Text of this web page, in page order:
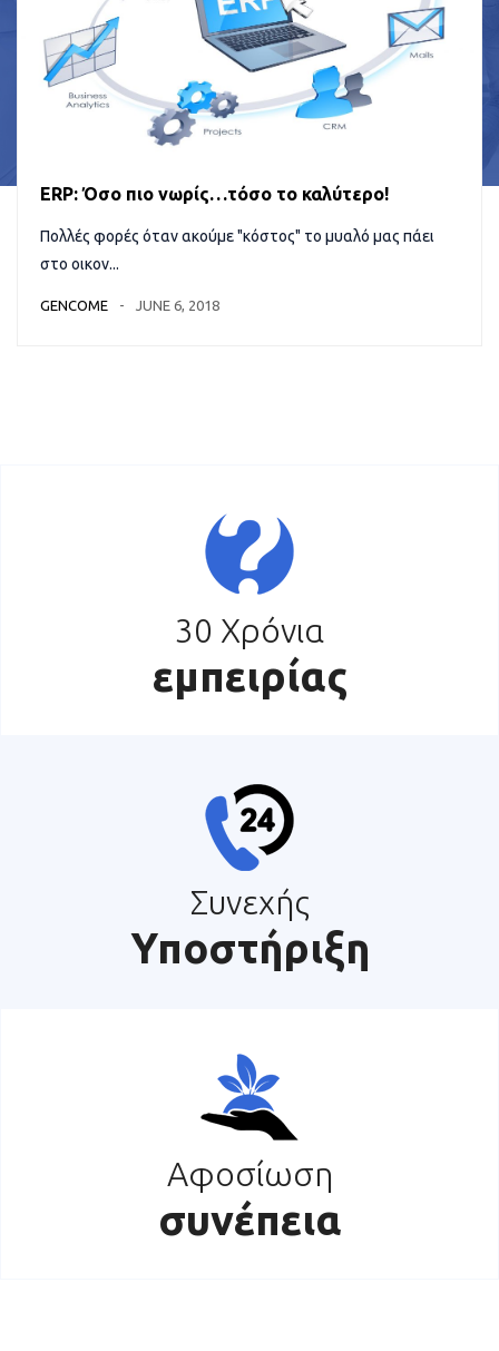
ERP: Όσο πιο νωρίς…τόσο το καλύτερο!
Πολλές φορές όταν ακούμε "κόστος" το μυαλό μας πάει
στο οικον...
GENCOME JUNE 6, 2018
30 Χρόνια
εμπειρίας
Συνεχής
Υποστήριξη
Αφοσίωση
συνέπεια